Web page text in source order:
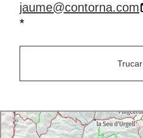
jaume@contorna.com
*
Trucar